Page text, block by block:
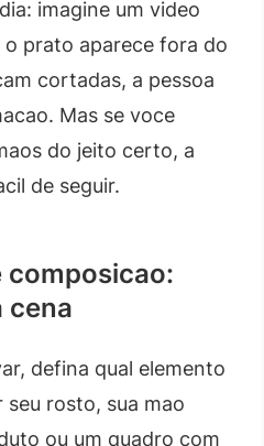
imagine um video
prato aparece fora do
cortadas, a pessoa
Mas se voce
do jeito certo, a
de seguir.
composicao:
cena
defina qual elemento
seu rosto, sua mao
ou um quadro com